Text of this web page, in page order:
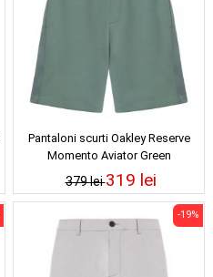
Pantaloni scurti Oakley Reserve
Momento Aviator Green
379 lei319 lei
-19%